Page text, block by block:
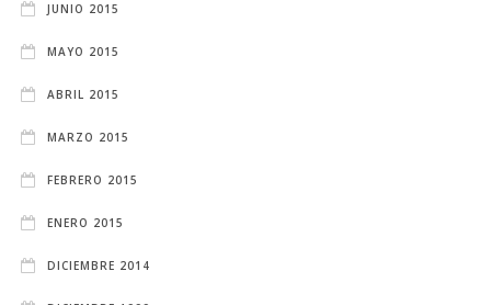
JUNIO 2015
MAYO 2015
ABRIL 2015
MARZO 2015
FEBRERO 2015
ENERO 2015
DICIEMBRE 2014